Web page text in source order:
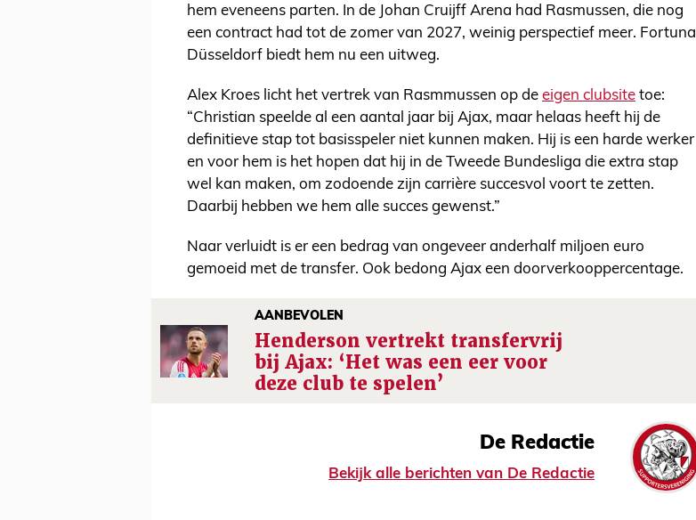
hem eveneens parten. In de Johan Cruijff Arena had Rasmussen, die nog
een contract had tot de zomer van 2027, weinig perspectief meer. Fortuna
Düsseldorf biedt hem nu een uitweg.
Alex Kroes licht het vertrek van Rasmmussen op de eigen clubsite toe:
“Christian speelde al een aantal jaar bij Ajax, maar helaas heeft hij de
definitieve stap tot basisspeler niet kunnen maken. Hij is een harde werker
en voor hem is het hopen dat hij in de Tweede Bundesliga die extra stap
wel kan maken, om zodoende zijn carrière succesvol voort te zetten.
Daarbij hebben we hem alle succes gewenst.”
Naar verluidt is er een bedrag van ongeveer anderhalf miljoen euro
gemoeid met de transfer. Ook bedong Ajax een doorverkooppercentage.
AANBEVOLEN
Henderson vertrekt transfervrij
bij Ajax: ‘Het was een eer voor
deze club te spelen’
De Redactie
Bekijk alle berichten van De Redactie